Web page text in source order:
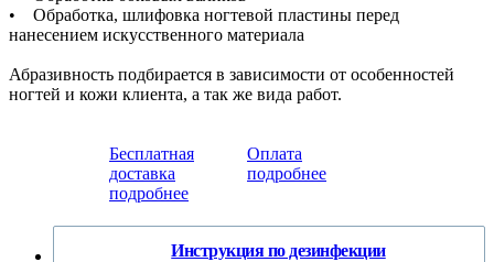
• Обработка, шлифовка ногтевой пластины перед
нанесением искусственного материала
Абразивность подбирается в зависимости от особенностей
ногтей и кожи клиента, а так же вида работ.
Бесплатная
доставка
подробнее
Оплата
подробнее
Инструкция по дезинфекции